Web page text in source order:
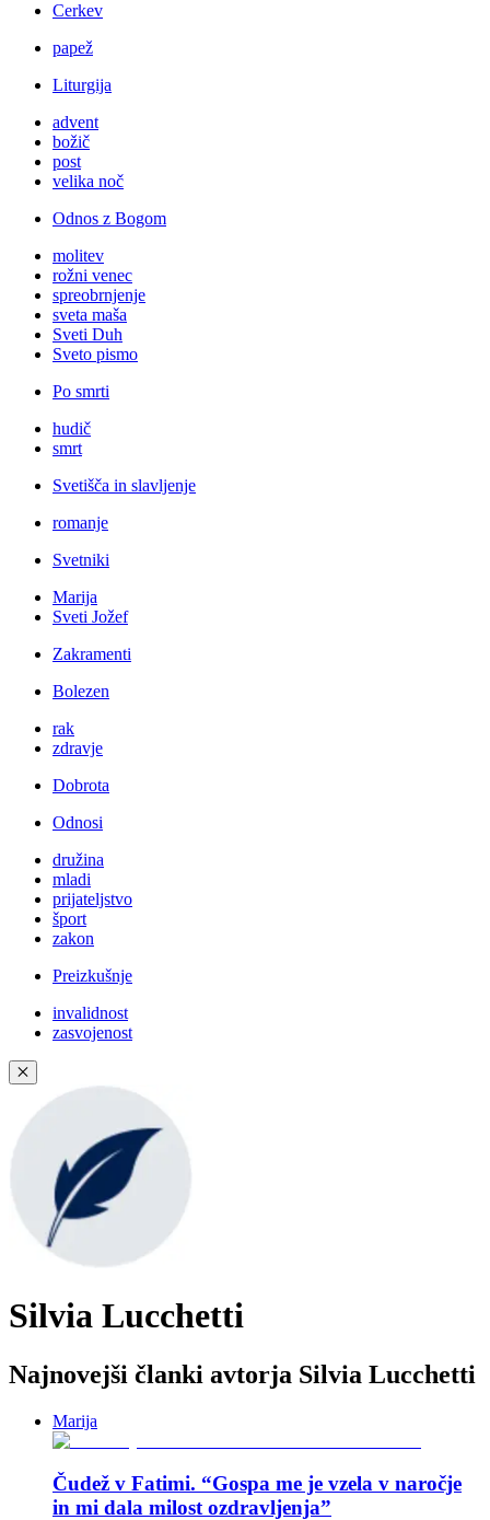
Cerkev
papež
Liturgija
advent
božič
post
velika noč
Odnos z Bogom
molitev
rožni venec
spreobrnjenje
sveta maša
Sveti Duh
Sveto pismo
Po smrti
hudič
smrt
Svetišča in slavljenje
romanje
Svetniki
Marija
Sveti Jožef
Zakramenti
Bolezen
rak
zdravje
Dobrota
Odnosi
družina
mladi
prijateljstvo
šport
zakon
Preizkušnje
invalidnost
zasvojenost
✕
Silvia Lucchetti
Najnovejši članki avtorja Silvia Lucchetti
Marija
Čudež v Fatimi. “Gospa me je vzela v naročje
in mi dala milost ozdravljenja”